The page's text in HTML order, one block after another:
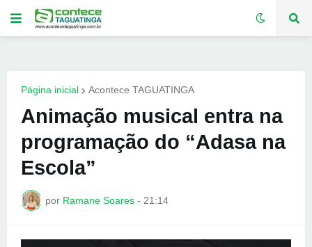
Página inicial Acontece TAGUATINGA
Animação musical entra na
programação do “Adasa na
Escola”
por Ramane Soares - 21:14